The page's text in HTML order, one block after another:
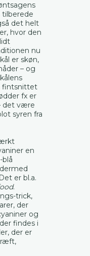
det helt
hvor den
nu
er skøn,
– og
fintsnittet
fx er
det være
syren fra
en
er bl.a.
.
trick,
der
og
findes i
der er